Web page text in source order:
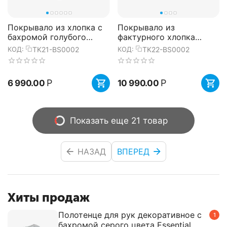
Покрывало из хлопка с
бахромой голубого
цвета из коллекции
Ethnic, 180х250 см,
Tkano
КОД: TK21-BS0002
6 990.00 Р
Покрывало из
фактурного хлопка
серого цвета с
контрастным кантом из
коллекции Essential...
КОД: TK22-BS0002
10 990.00 Р
Показать еще 21 товар
НАЗАД ВПЕРЕД
Хиты продаж
1
Полотенце для рук декоративное с